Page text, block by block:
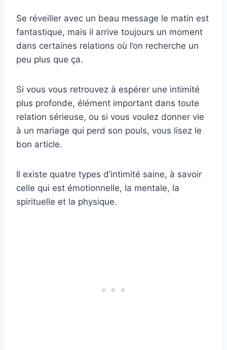
Se réveiller avec un beau message le matin est
fantastique, mais il arrive toujours un moment
dans certaines relations où l’on recherche un
peu plus que ça.
Si vous vous retrouvez à espérer une intimité
plus profonde, élément important dans toute
relation sérieuse, ou si vous voulez donner vie
à un mariage qui perd son pouls, vous lisez le
bon article.
Il existe quatre types d’intimité saine, à savoir
celle qui est émotionnelle, la mentale, la
spirituelle et la physique.